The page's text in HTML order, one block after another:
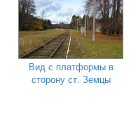
Вид с платформы в
сторону ст. Земцы